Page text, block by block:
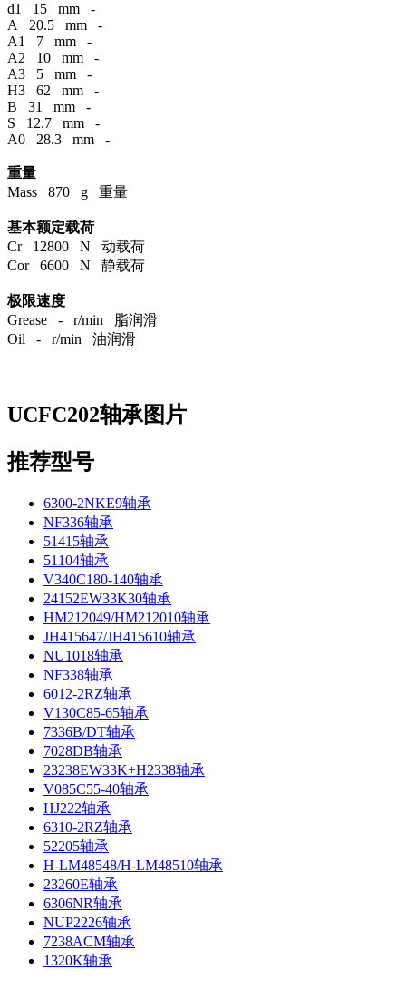
d1 15 mm -
A 20.5 mm -
A1 7 mm -
A2 10 mm -
A3 5 mm -
H3 62 mm -
B 31 mm -
S 12.7 mm -
A0 28.3 mm -
重量
Mass 870 g 重量
基本额定载荷
Cr 12800 N 动载荷
Cor 6600 N 静载荷
极限速度
Grease - r/min 脂润滑
Oil - r/min 油润滑
UCFC202轴承图片
推荐型号
6300-2NKE9轴承
NF336轴承
51415轴承
51104轴承
V340C180-140轴承
24152EW33K30轴承
HM212049/HM212010轴承
JH415647/JH415610轴承
NU1018轴承
NF338轴承
6012-2RZ轴承
V130C85-65轴承
7336B/DT轴承
7028DB轴承
23238EW33K+H2338轴承
V085C55-40轴承
HJ222轴承
6310-2RZ轴承
52205轴承
H-LM48548/H-LM48510轴承
23260E轴承
6306NR轴承
NUP2226轴承
7238ACM轴承
1320K轴承